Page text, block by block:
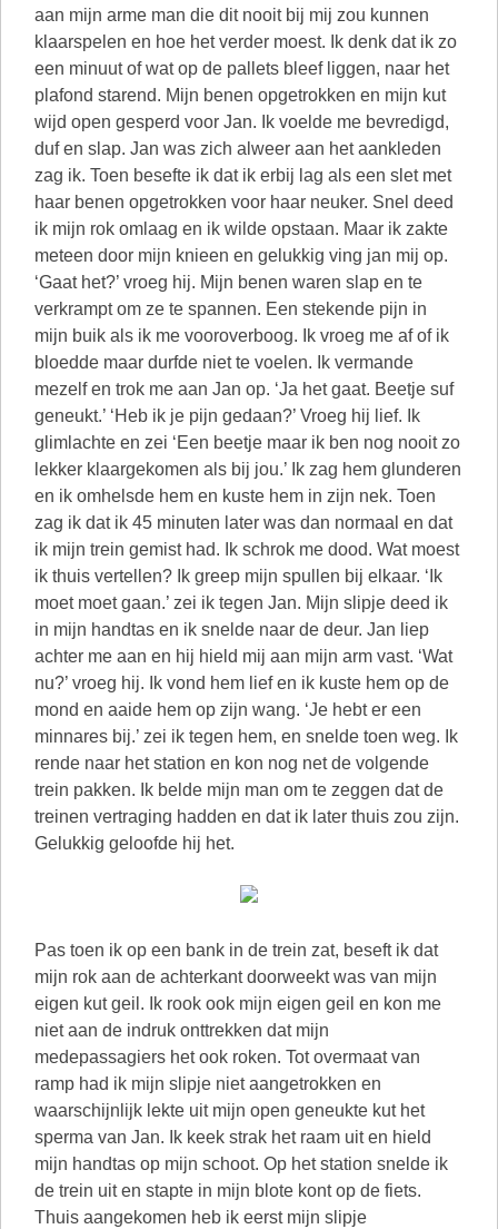
aan mijn arme man die dit nooit bij mij zou kunnen
klaarspelen en hoe het verder moest. Ik denk dat ik zo
een minuut of wat op de pallets bleef liggen, naar het
plafond starend. Mijn benen opgetrokken en mijn kut
wijd open gesperd voor Jan. Ik voelde me bevredigd,
duf en slap. Jan was zich alweer aan het aankleden
zag ik. Toen besefte ik dat ik erbij lag als een slet met
haar benen opgetrokken voor haar neuker. Snel deed
ik mijn rok omlaag en ik wilde opstaan. Maar ik zakte
meteen door mijn knieen en gelukkig ving jan mij op.
‘Gaat het?’ vroeg hij. Mijn benen waren slap en te
verkrampt om ze te spannen. Een stekende pijn in
mijn buik als ik me vooroverboog. Ik vroeg me af of ik
bloedde maar durfde niet te voelen. Ik vermande
mezelf en trok me aan Jan op. ‘Ja het gaat. Beetje suf
geneukt.’ ‘Heb ik je pijn gedaan?’ Vroeg hij lief. Ik
glimlachte en zei ‘Een beetje maar ik ben nog nooit zo
lekker klaargekomen als bij jou.’ Ik zag hem glunderen
en ik omhelsde hem en kuste hem in zijn nek. Toen
zag ik dat ik 45 minuten later was dan normaal en dat
ik mijn trein gemist had. Ik schrok me dood. Wat moest
ik thuis vertellen? Ik greep mijn spullen bij elkaar. ‘Ik
moet moet gaan.’ zei ik tegen Jan. Mijn slipje deed ik
in mijn handtas en ik snelde naar de deur. Jan liep
achter me aan en hij hield mij aan mijn arm vast. ‘Wat
nu?’ vroeg hij. Ik vond hem lief en ik kuste hem op de
mond en aaide hem op zijn wang. ‘Je hebt er een
minnares bij.’ zei ik tegen hem, en snelde toen weg. Ik
rende naar het station en kon nog net de volgende
trein pakken. Ik belde mijn man om te zeggen dat de
treinen vertraging hadden en dat ik later thuis zou zijn.
Gelukkig geloofde hij het.
Pas toen ik op een bank in de trein zat, beseft ik dat
mijn rok aan de achterkant doorweekt was van mijn
eigen kut geil. Ik rook ook mijn eigen geil en kon me
niet aan de indruk onttrekken dat mijn
medepassagiers het ook roken. Tot overmaat van
ramp had ik mijn slipje niet aangetrokken en
waarschijnlijk lekte uit mijn open geneukte kut het
sperma van Jan. Ik keek strak het raam uit en hield
mijn handtas op mijn schoot. Op het station snelde ik
de trein uit en stapte in mijn blote kont op de fiets.
Thuis aangekomen heb ik eerst mijn slipje